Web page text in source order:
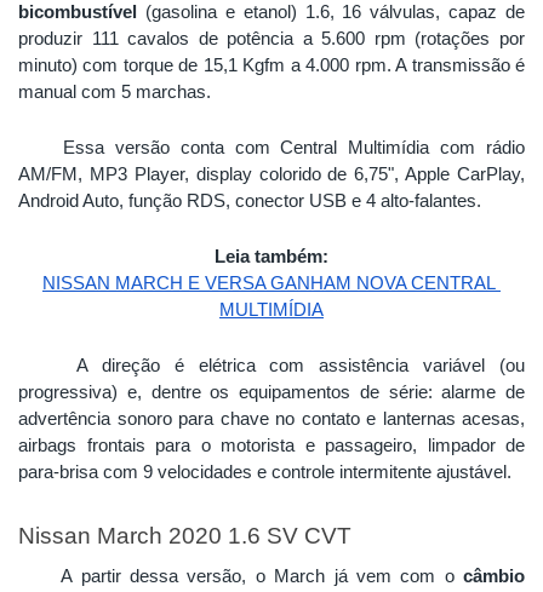
bicombustível
(gasolina e etanol) 1.6, 16 válvulas, capaz de
produzir 111 cavalos de potência a 5.600 rpm (rotações por
minuto) com torque de 15,1 Kgfm a 4.000 rpm. A transmissão é
manual com 5 marchas.
Essa versão conta com Central Multimídia com rádio
AM/FM, MP3 Player, display colorido de 6,75", Apple CarPlay,
Android Auto, função RDS, conector USB e 4 alto-falantes.
Leia também:
NISSAN MARCH E VERSA GANHAM NOVA CENTRAL
MULTIMÍDIA
A direção é elétrica com assistência variável (ou
progressiva) e, dentre os equipamentos de série: alarme de
advertência sonoro para chave no contato e lanternas acesas,
airbags frontais para o motorista e passageiro, limpador de
para-brisa com 9 velocidades e controle intermitente ajustável.
Nissan March 2020 1.6 SV CVT
A partir dessa versão, o March já vem com o câmbio